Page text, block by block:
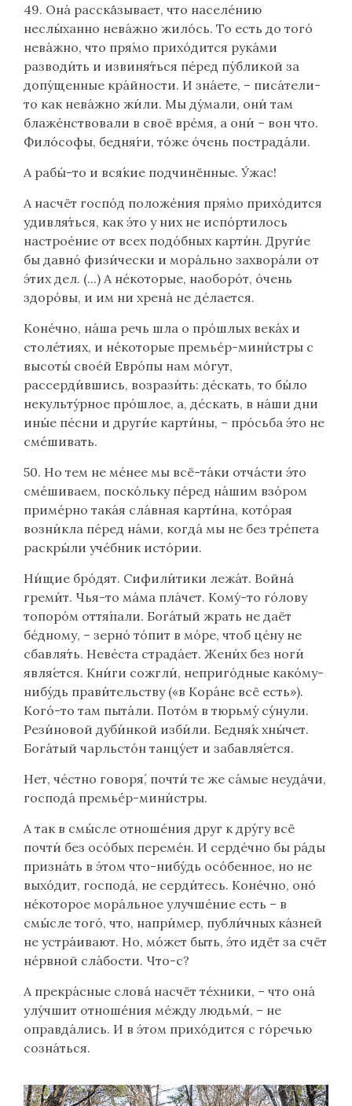
49. Она́ расска́́зывает, что населе́нию
неслы́ханно нева́жно жило́сь. То есть до того́
нева́жно, что пря́мо прихо́дится рука́ми
разводи́ть и извиня́ться пе́ред пу́бликой за
допу́щенные кра́йности. И зна́ете, – писа́тели-
то как нева́жно жи́ли. Мы ду́мали, они́ там
блаже́нствовали в своё вре́мя, а они́ – вон что.
Фило́софы, бедня́ги, то́же о́чень пострада́ли.
А рабы́-то и вся́кие подчинённые. У́жас!
А насчёт госпо́д положе́ния пря́мо прихо́дится
удивля́ться, как э́то у них не испо́ртилось
настрое́ние от всех подо́бных карти́н. Други́е
бы давно́ физи́чески и мора́льно захвора́ли от
э́тих дел. (...) А не́которые, наоборо́т, о́чень
здоро́вы, и им ни хрена́ не де́лается.
Коне́чно, на́ша речь шла о про́шлых века́х и
столе́тиях, и не́которые премье́р-мини́стры с
высоты́ свое́й Евро́пы нам мо́гут,
рассерди́вшись, возрази́ть: де́скать, то бы́ло
некульту́рное про́шлое, а, де́скать, в на́ши дни
ины́е пе́сни и други́е карти́ны, – про́сьба э́то не
сме́шивать.
50. Но тем не ме́нее мы всё-та́ки отча́сти э́то
сме́шиваем, поско́льку пе́ред на́шим взо́ром
приме́рно така́я сла́вная карти́на, кото́рая
возни́кла пе́ред на́ми, когда́ мы не без тре́пета
раскры́ли уче́бник исто́рии.
Ни́щие бро́дят. Сифили́тики лежа́т. Война́
греми́т. Чья-то ма́ма пла́чет. Кому́-то го́лову
топоро́м оття́пали. Бога́тый жрать не даёт
бе́дному, – зерно́ то́пит в мо́ре, чтоб це́ну не
сбавля́ть. Неве́ста страда́ет. Жени́х без ноги́
явля́ется. Кни́ги сожгли́, неприго́дные како́му-
нибу́дь прави́тельству («в Кора́не всё есть»).
Кого́-то там пыта́ли. Пото́м в тюрьму́ су́нули.
Рези́новой дуби́нкой изби́ли. Бедня́к хны́чет.
Бога́тый чарльсто́н танцу́ет и забавля́ется.
Нет, че́стно говоря́, почти́ те же са́мые неуда́чи,
господа́ премье́р-мини́стры.
А так в смы́сле отноше́ния друг к дру́гу всё
почти́ без осо́бых переме́н. И серде́чно бы ра́ды
призна́ть в э́том что-нибу́дь осо́бенное, но не
выхо́дит, господа́, не серди́тесь. Коне́чно, оно́
не́которое мора́льное улучше́ние есть – в
смы́сле того́, что, напри́мер, публи́чных ка́зней
не устра́ивают. Но, мо́жет быть, э́то идёт за счёт
не́рвной сла́бости. Что-с?
А прекра́сные слова́ насчёт те́хники, – что она́
улу́чшит отноше́ния ме́жду людьми́, – не
оправда́лись. И в э́том прихо́дится с го́речью
созна́ться.